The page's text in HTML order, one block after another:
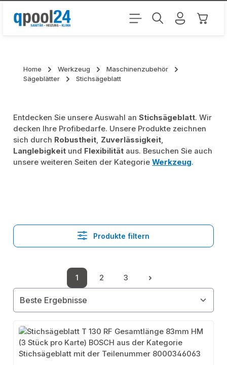
Zum Hauptinhalt springen
Home Werkzeug
Maschinenzubehör
Sägeblätter
Stichsägeblatt
Entdecken Sie unsere Auswahl anStichsägeblatt. Wir
decken Ihre Profibedarfe. Unsere Produkte zeichnen
sich durch Robustheit, Zuverlässigkeit,
Langlebigkeit und Flexibilität aus. Besuchen Sie auch
unsere weiteren Seiten der KategorieWerkzeug.
Produkte filtern
Seite
1
Seite
2
Seite
3